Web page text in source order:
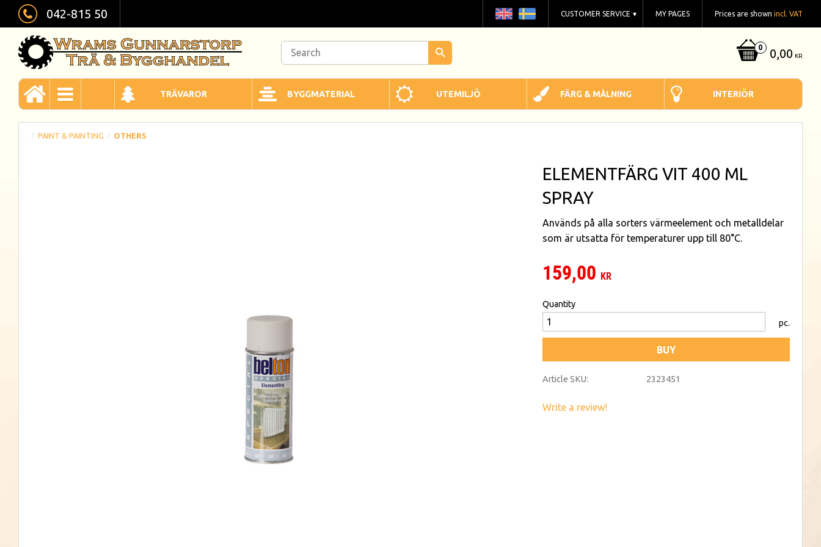
0,00 KR
Prices are shown incl. VAT
MY PAGES
CUSTOMER SERVICE
042-815 50
TRÄVAROR BYGGMATERIAL UTEMILJÖ FÄRG & MÅLNING INTERIÖR
PAINT & PAINTING OTHERS
ELEMENTFÄRG VIT 400 ML
SPRAY
Används på alla sorters värmeelement och metalldelar
som är utsatta för temperaturer upp till 80°C.
159,00 KR
Quantity
pc.
BUY
Article SKU 2323451
Write a review!